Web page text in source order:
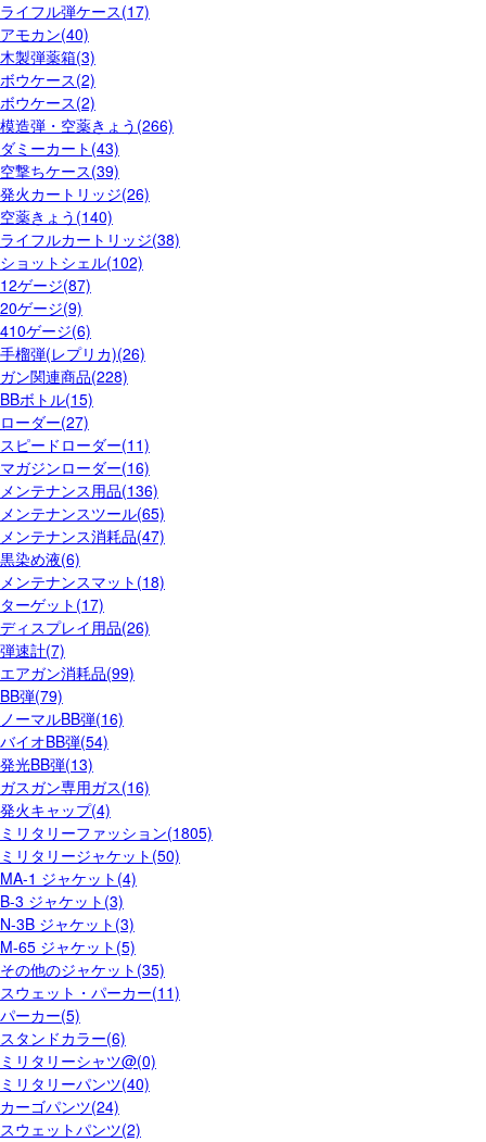
ライフル弾ケース(17)
アモカン(40)
木製弾薬箱(3)
ボウケース(2)
ボウケース(2)
模造弾・空薬きょう(266)
ダミーカート(43)
空撃ちケース(39)
発火カートリッジ(26)
空薬きょう(140)
ライフルカートリッジ(38)
ショットシェル(102)
12ゲージ(87)
20ゲージ(9)
410ゲージ(6)
手榴弾(レプリカ)(26)
ガン関連商品(228)
BBボトル(15)
ローダー(27)
スピードローダー(11)
マガジンローダー(16)
メンテナンス用品(136)
メンテナンスツール(65)
メンテナンス消耗品(47)
黒染め液(6)
メンテナンスマット(18)
ターゲット(17)
ディスプレイ用品(26)
弾速計(7)
エアガン消耗品(99)
BB弾(79)
ノーマルBB弾(16)
バイオBB弾(54)
発光BB弾(13)
ガスガン専用ガス(16)
発火キャップ(4)
ミリタリーファッション(1805)
ミリタリージャケット(50)
MA-1 ジャケット(4)
B-3 ジャケット(3)
N-3B ジャケット(3)
M-65 ジャケット(5)
その他のジャケット(35)
スウェット・パーカー(11)
パーカー(5)
スタンドカラー(6)
ミリタリーシャツ@(0)
ミリタリーパンツ(40)
カーゴパンツ(24)
スウェットパンツ(2)